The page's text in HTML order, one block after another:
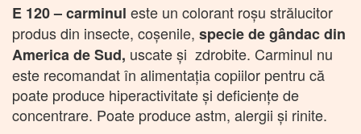
E 120 – carminul este un colorant roșu strălucitor
produs din insecte, coşenile, specie de gândac din
America de Sud, uscate şi zdrobite. Carminul nu
este recomandat în alimentaţia copiilor pentru că
poate produce hiperactivitate şi deficienţe de
concentrare. Poate produce astm, alergii şi rinite.